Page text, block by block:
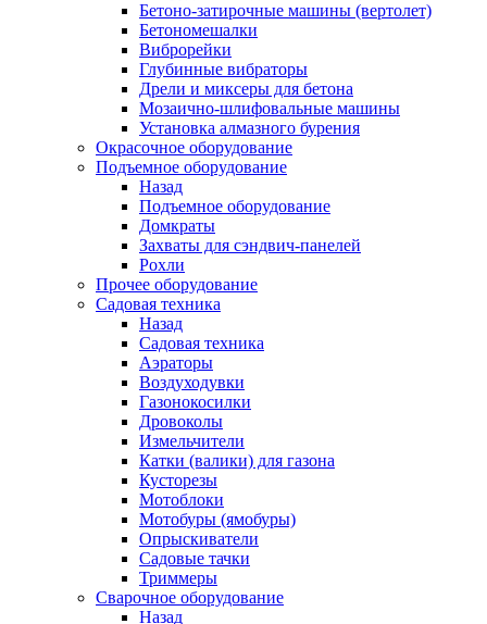
Бетоно-затирочные машины (вертолет)
Бетономешалки
Виброрейки
Глубинные вибраторы
Дрели и миксеры для бетона
Мозаично-шлифовальные машины
Установка алмазного бурения
Окрасочное оборудование
Подъемное оборудование
Назад
Подъемное оборудование
Домкраты
Захваты для сэндвич-панелей
Рохли
Прочее оборудование
Садовая техника
Назад
Садовая техника
Аэраторы
Воздуходувки
Газонокосилки
Дровоколы
Измельчители
Катки (валики) для газона
Кусторезы
Мотоблоки
Мотобуры (ямобуры)
Опрыскиватели
Садовые тачки
Триммеры
Сварочное оборудование
Назад